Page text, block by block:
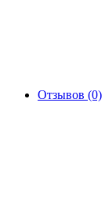
Отзывов (0)